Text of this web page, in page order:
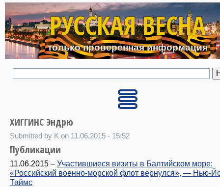
Перейти к основному
РУССКАЯ ВЕСНА
только проверенная информация
ХИГГИНС Эндрю
Submitted by K on 11.06.2015 - 15:52
Публикации
11.06.2015 – Участившиеся визиты в Балтийском море:
«Российский военно-морской флот вернулся», — Нью-
Таймс